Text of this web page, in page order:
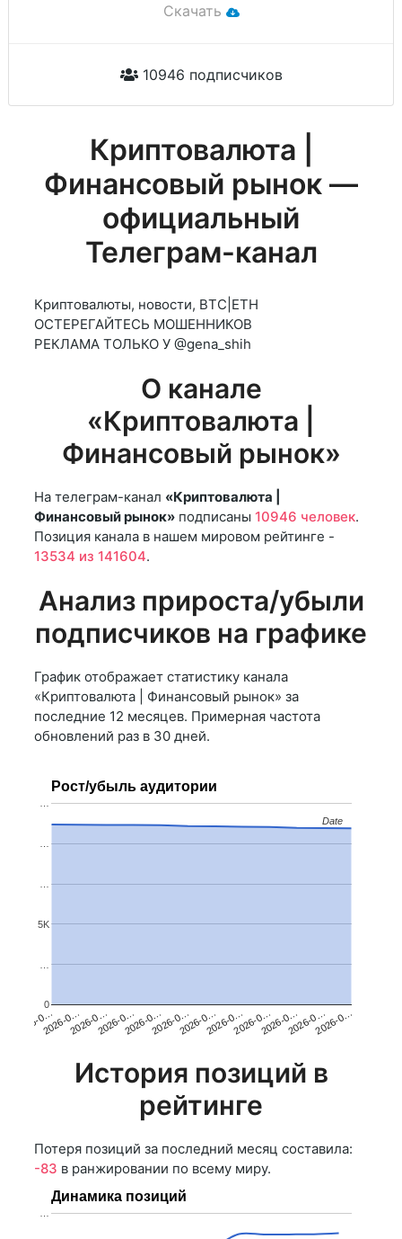
Скачать
10946 подписчиков
Криптовалюта |
Финансовый рынок —
официальный
Телеграм-канал
Криптовалюты, новости, BTC|ETH
ОСТЕРЕГАЙТЕСЬ МОШЕННИКОВ
РЕКЛАМА ТОЛЬКО У @gena_shih
О канале
«Криптовалюта |
Финансовый рынок»
На телеграм-канал «Криптовалюта |
Финансовый рынок» подписаны 10946 человек.
Позиция канала в нашем мировом рейтинге -
13534 из 141604.
Анализ прироста/убыли
подписчиков на графике
График отображает статистику канала
«Криптовалюта | Финансовый рынок» за
последние 12 месяцев. Примерная частота
обновлений раз в 30 дней.
Рост/убыль аудитории
2026-0…2026-0…2026-0…2026-0…2026-0…2026-0…2026-0…2026-0…2026-0…2026-0…2026-0…2026-0…
0
5K
…
…
Date
Date
История позиций в
рейтинге
Потеря позиций за последний месяц составила:
-83 в ранжировании по всему миру.
Динамика позиций
…